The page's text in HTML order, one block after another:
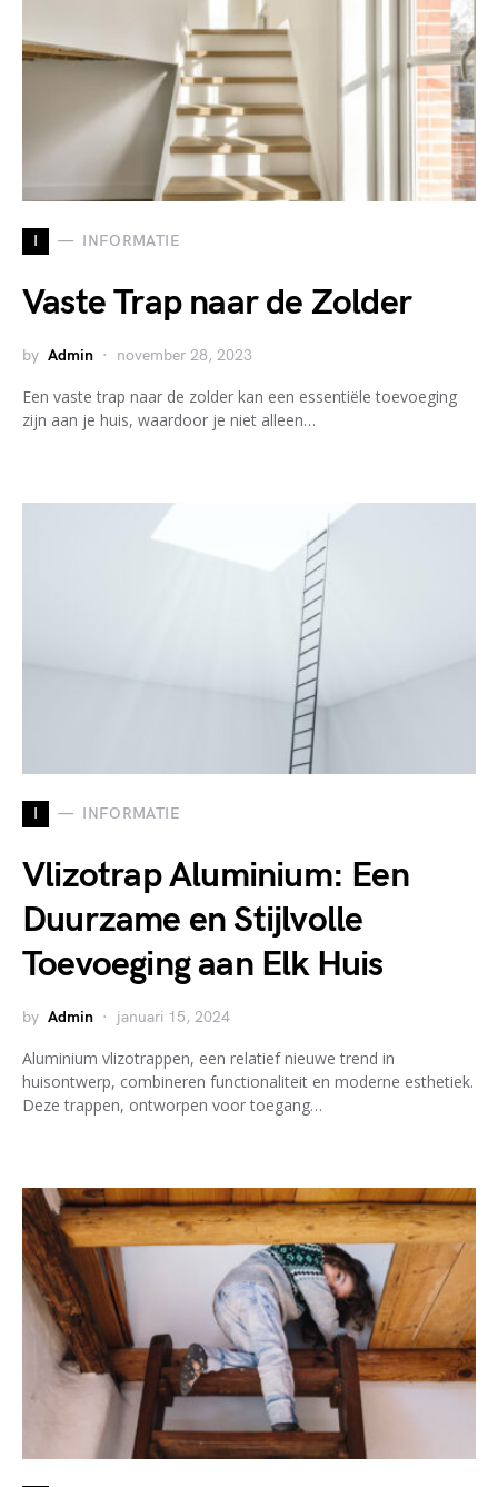
I INFORMATIE
Vaste Trap naar de Zolder
by Admin november 28, 2023
Een vaste trap naar de zolder kan een essentiële toevoeging
zijn aan je huis, waardoor je niet alleen…
I INFORMATIE
Vlizotrap Aluminium: Een
Duurzame en Stijlvolle
Toevoeging aan Elk Huis
by Admin januari 15, 2024
Aluminium vlizotrappen, een relatief nieuwe trend in
huisontwerp, combineren functionaliteit en moderne esthetiek.
Deze trappen, ontworpen voor toegang…